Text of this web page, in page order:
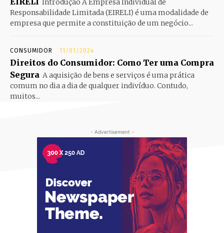
Introdução A Empresa Individual de
Responsabilidade Limitada (EIRELI) é uma modalidade de
empresa que permite a constituição de um negócio...
CONSUMIDOR 11/01/2024
Direitos do Consumidor: Como Ter uma Compra
Segura A aquisição de bens e serviços é uma prática
comum no dia a dia de qualquer indivíduo. Contudo,
muitos...
- Advertisement -